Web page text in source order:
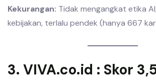
Kekurangan: Tidak mengangkat etika
kebijakan, terlalu pendek (hanya 667
3. VIVA.co.id : Skor